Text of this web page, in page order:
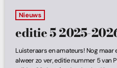
Nieuws
editie 5 2025-
Luisteraars en amateurs! Nog maar
alweer zo ver, editie nummer 5 van